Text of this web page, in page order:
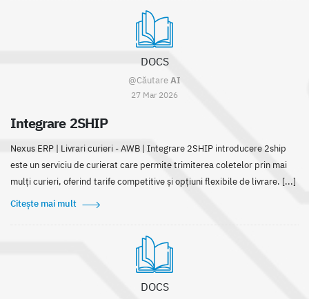
DOCS
@CăutareAI
27 Mar 2026
Integrare 2SHIP
Nexus ERP | Livrari curieri - AWB | Integrare 2SHIP introducere 2ship
este un serviciu de curierat care permite trimiterea coletelor prin mai
mulți curieri, oferind tarife competitive și opțiuni flexibile de livrare. [...]
Citește mai mult
DOCS